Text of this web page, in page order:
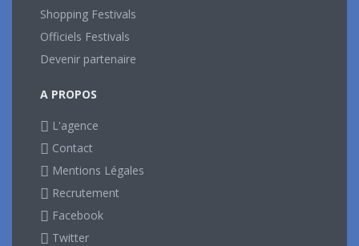
Shopping Festivals
Officiels Festivals
Devenir partenaire
A PROPOS
L'agence
Contact
Mentions Légales
Recrutement
Facebook
Twitter